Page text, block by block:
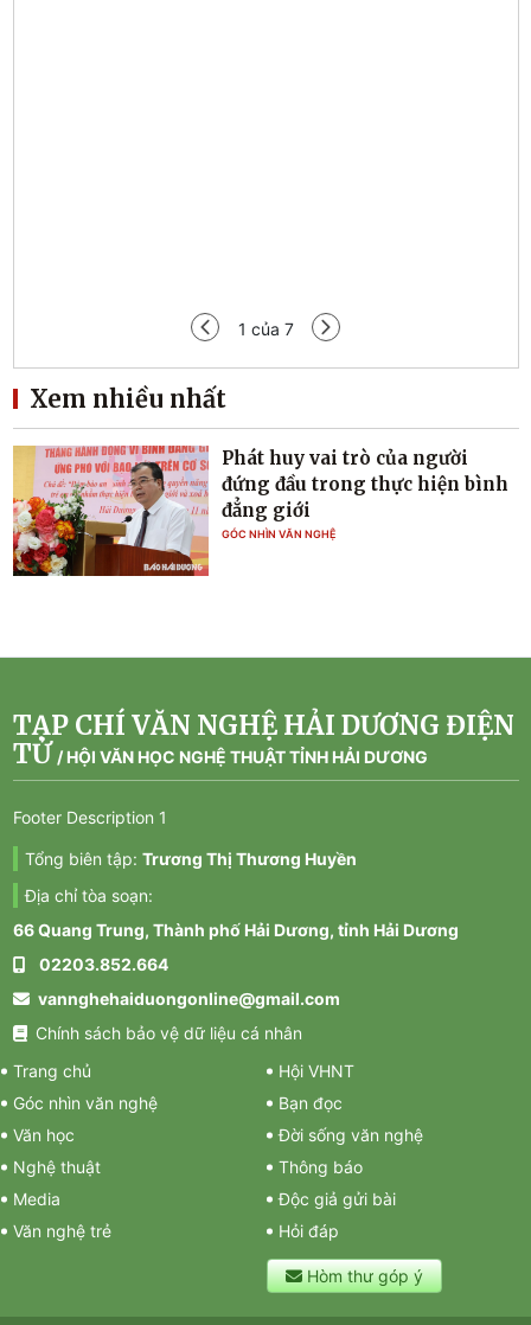
1 của 7
Xem nhiều nhất
Phát huy vai trò của người
đứng đầu trong thực hiện bình
đẳng giới
GÓC NHÌN VĂN NGHỆ
TẠP CHÍ VĂN NGHỆ HẢI DƯƠNG ĐIỆN
TỬ /HỘI VĂN HỌC NGHỆ THUẬT TỈNH HẢI DƯƠNG
Footer Description 1
Tổng biên tập: Trương Thị Thương Huyền
Địa chỉ tòa soạn:
66 Quang Trung, Thành phố Hải Dương, tỉnh Hải Dương
02203.852.664
vannghehaiduongonline@gmail.com
Chính sách bảo vệ dữ liệu cá nhân
Trang chủ
Góc nhìn văn nghệ
Văn học
Nghệ thuật
Media
Văn nghệ trẻ
Hội VHNT
Bạn đọc
Đời sống văn nghệ
Thông báo
Độc giả gửi bài
Hỏi đáp
Hòm thư góp ý